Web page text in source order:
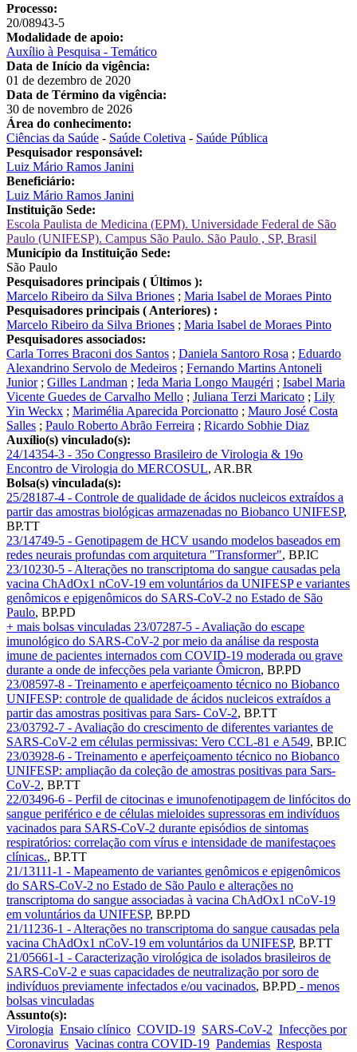
Processo:
20/08943-5
Modalidade de apoio:
Auxílio à Pesquisa - Temático
Data de Início da vigência:
01 de dezembro de 2020
Data de Término da vigência:
30 de novembro de 2026
Área do conhecimento:
Ciências da Saúde - Saúde Coletiva - Saúde Pública
Pesquisador responsável:
Luiz Mário Ramos Janini
Beneficiário:
Luiz Mário Ramos Janini
Instituição Sede:
Escola Paulista de Medicina (EPM). Universidade Federal de São
Paulo (UNIFESP). Campus São Paulo. São Paulo , SP, Brasil
Município da Instituição Sede:
São Paulo
Pesquisadores principais ( Últimos ):
Marcelo Ribeiro da Silva Briones ; Maria Isabel de Moraes Pinto
Pesquisadores principais ( Anteriores) :
Marcelo Ribeiro da Silva Briones ; Maria Isabel de Moraes Pinto
Pesquisadores associados:
Carla Torres Braconi dos Santos ; Daniela Santoro Rosa ; Eduardo
Alexandrino Servolo de Medeiros ; Fernando Martins Antoneli
Junior; Gilles Landman ; Ieda Maria Longo Maugéri ; Isabel Maria
Vicente Guedes de Carvalho Mello ; Juliana Terzi Maricato ; Lily
Yin Weckx ; Marimélia Aparecida Porcionatto ; Mauro José Costa
Salles ; Paulo Roberto Abrão Ferreira ; Ricardo Sobhie Diaz
Auxílio(s) vinculado(s):
24/14354-3 - 35o Congresso Brasileiro de Virologia & 19o
Encontro de Virologia do MERCOSUL, AR.BR
Bolsa(s) vinculada(s):
25/28187-4 - Controle de qualidade de ácidos nucleicos extraídos a
partir das amostras biológicas armazenadas no Biobanco UNIFESP,
BP.TT
23/14749-5 - Genotipagem de HCV usando modelos baseados em
redes neurais profundas com arquitetura "Transformer", BP.IC
23/10230-5 - Alterações no transcriptoma do sangue causadas pela
vacina ChAdOx1 nCoV-19 em voluntários da UNIFESP e variantes
genômicos e epigenômicos do SARS-CoV-2 no Estado de São
Paulo, BP.PD
+ mais bolsas vinculadas 23/07287-5 - Avaliação do escape
imunológico do SARS-CoV-2 por meio da análise da resposta
imune de pacientes internados com COVID-19 moderada ou grave
durante a onde de infecções pela variante Ômicron, BP.PD
23/08597-8 - Treinamento e aperfeiçoamento técnico no Biobanco
UNIFESP: controle de qualidade de ácidos nucleicos extraídos a
partir das amostras positivas para Sars- CoV-2, BP.TT
23/03792-7 - Avaliação do crescimento de diferentes variantes de
SARS-CoV-2 em células permissivas: Vero CCL-81 e A549, BP.IC
23/03928-6 - Treinamento e aperfeiçoamento técnico no Biobanco
UNIFESP: ampliação da coleção de amostras positivas para Sars-
CoV-2, BP.TT
22/03496-6 - Perfil de citocinas e imunofenotipagem de linfócitos do
sangue periférico e de células mieloides supressoras em indivíduos
vacinados para SARS-CoV-2 durante episódios de sintomas
respiratórios: correlação com vírus e intensidade de manifestaçoes
clínicas., BP.TT
21/13111-1 - Mapeamento de variantes genômicos e epigenômicos
do SARS-CoV-2 no Estado de São Paulo e alterações no
transcriptoma do sangue associadas à vacina ChAdOx1 nCoV-19
em voluntários da UNIFESP, BP.PD
21/11236-1 - Alterações no transcriptoma do sangue causadas pela
vacina ChAdOx1 nCoV-19 em voluntários da UNIFESP, BP.TT
21/05661-1 - Caracterização virológica de isolados brasileiros de
SARS-CoV-2 e suas capacidades de neutralização por soro de
indivíduos previamente infectados e/ou vacinados, BP.PD - menos
bolsas vinculadas
Assunto(s):
Virologia Ensaio clínico COVID-19 SARS-CoV-2 Infecções por
Coronavirus Vacinas contra COVID-19 Pandemias Resposta